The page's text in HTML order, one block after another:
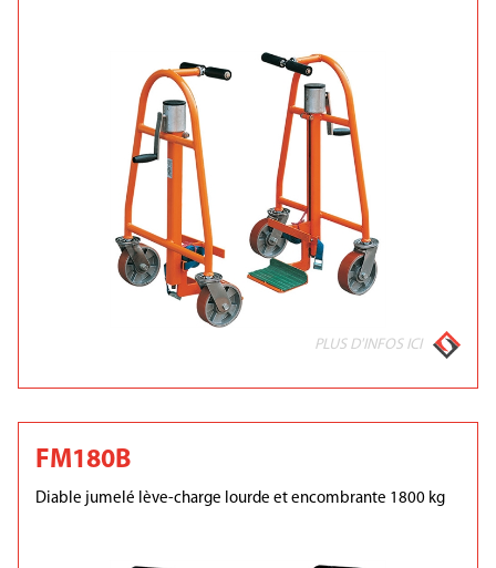
PLUS D'INFOS ICI
FM180B
Diable jumelé lève-charge lourde et encombrante 1800 kg